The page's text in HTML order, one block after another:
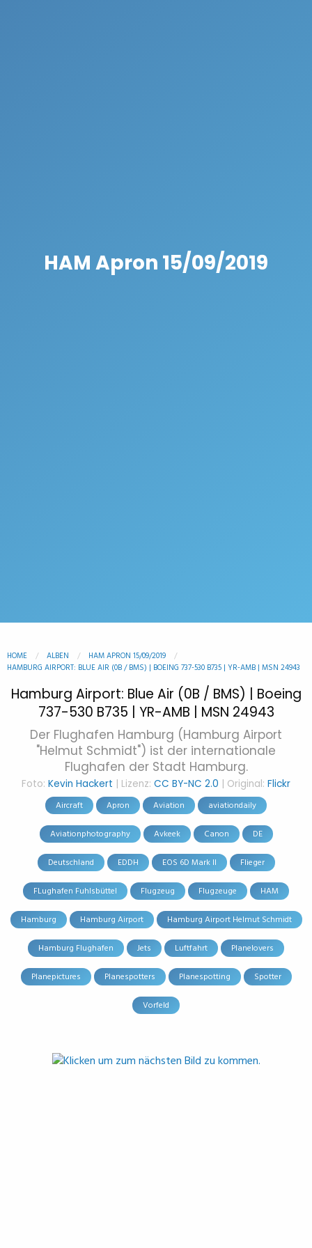
HAM Apron 15/09/2019
HOME ALBEN
HAM APRON 15/09/2019
HAMBURG AIRPORT: BLUE AIR (0B / BMS) | BOEING 737-530 B735 | YR-AMB | MSN 24943
Hamburg Airport: Blue Air (0B / BMS) | Boeing
737-530 B735 | YR-AMB | MSN 24943
Der Flughafen Hamburg (Hamburg Airport
"Helmut Schmidt") ist der internationale
Flughafen der Stadt Hamburg.
Foto: Kevin Hackert | Lizenz: CC BY-NC 2.0 | Original: Flickr
Aircraft Apron Aviation aviationdaily
Aviationphotography Avkeek Canon DE
Deutschland EDDH EOS 6D Mark II Flieger
FLughafen Fuhlsbüttel Flugzeug Flugzeuge HAM
Hamburg Hamburg Airport Hamburg Airport Helmut Schmidt
Hamburg Flughafen Jets Luftfahrt Planelovers
Planepictures Planespotters Planespotting Spotter
Vorfeld